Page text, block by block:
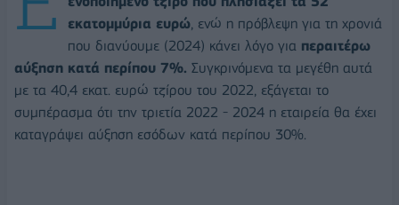
εκατομμύρια ευρώ, ενώ η πρόβλεψη για τη χρονιά
που διανύουμε (2024) κάνει λόγο για περαιτέρω
αύξηση κατά περίπου 7%. Συγκρινόμενα τα μεγέθη αυτά
με τα 40,4 εκατ. ευρώ τζίρου του 2022, εξάγεται το
συμπέρασμα ότι την τριετία 2022 - 2024 η εταιρεία θα έχει
καταγράψει αύξηση εσόδων κατά περίπου 30%.